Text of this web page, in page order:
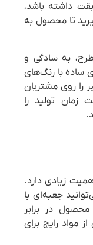
داشته باشد،
تا محصول به
به سادگی و
ساده با رنگ‌های
را روی مشتریان
زمان تولید را
زیادی دارد.
جعبه‌ای با
در برابر
مواد رایج برای